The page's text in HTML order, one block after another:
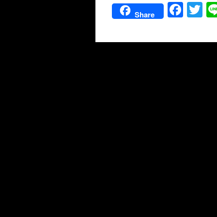
Share Facebook